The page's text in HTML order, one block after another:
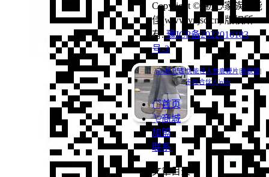
Copyright © 初心家族优能
佳(www.ynjsc.cn) 版权所
有.豫ICP备2022016183
号-3
pos机代理|优能佳人参鹿鞭片 瑞联盟
卡拉合伙人|nbb
首页
商城
加盟
联系
文章目录